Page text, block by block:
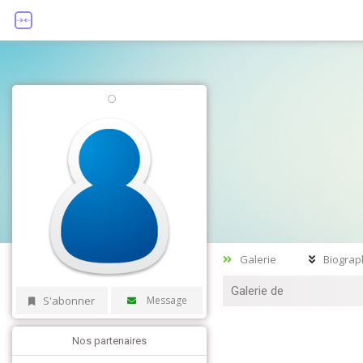
S'abonner Message
Nos partenaires
Galerie
Galerie de